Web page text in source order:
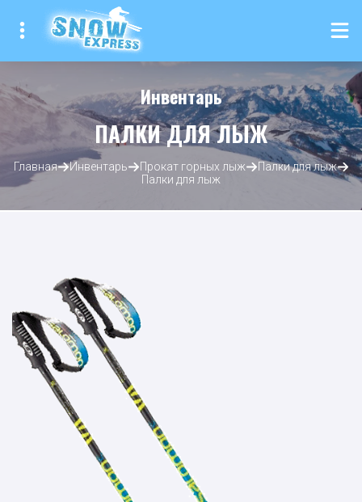
Инвентарь
ПАЛКИ ДЛЯ ЛЫЖ
Главная Инвентарь Прокат горных лыж
Палки для лыж
Палки для лыж